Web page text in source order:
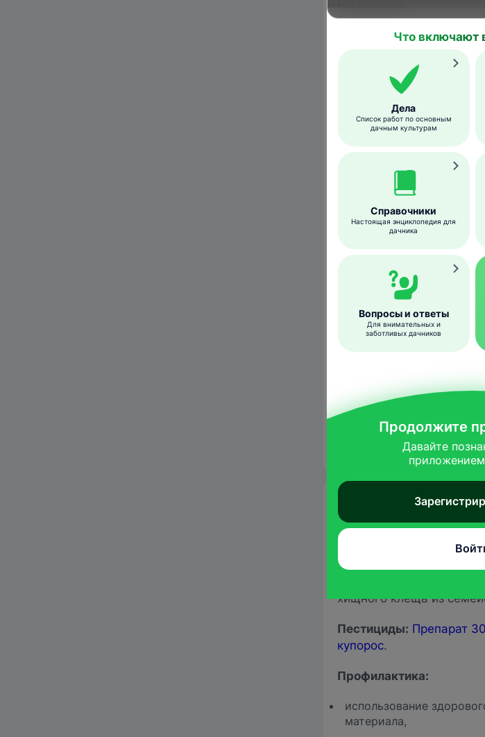
Почковые клещи зимуют
располагаясь там
начале вегетационного
покидают места
на молодые листья,
сразу начинают питаться.
Jerry A. Payne, USDA
Bugwood.org
переходят питаться на
образуются в пазухах
плодовые почки. Там
Меры борьбы и
Биопрепараты
Биологические средства
хищного клеща из
Пестициды: Препарат
купорос.
Профилактика:
использование
материала,
Что включают
Дела
Список работ по основным
дачным культурам
Справочники
Настоящая энциклопедия для
дачника
Вопросы и ответы
Для внимательных и
заботливых дачников
Продолжите
Давайте